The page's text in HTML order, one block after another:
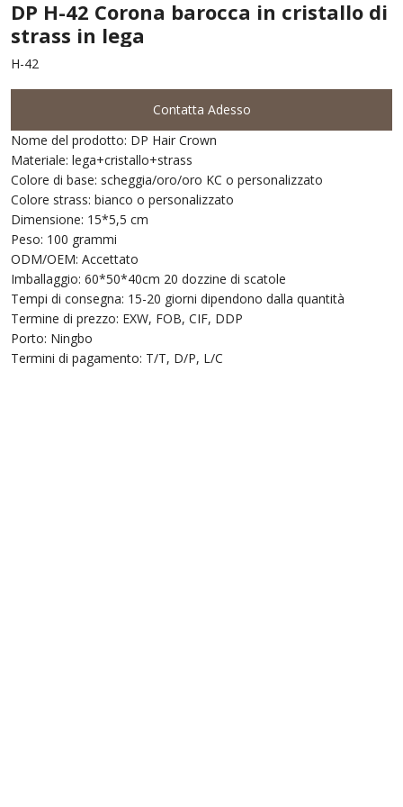
DP H-42 Corona barocca in cristallo di
strass in lega
H-42
Contatta Adesso
Nome del prodotto: DP Hair Crown
Materiale: lega+cristallo+strass
Colore di base: scheggia/oro/oro KC o personalizzato
Colore strass: bianco o personalizzato
Dimensione: 15*5,5 cm
Peso: 100 grammi
ODM/OEM: Accettato
Imballaggio: 60*50*40cm 20 dozzine di scatole
Tempi di consegna: 15-20 giorni dipendono dalla quantità
Termine di prezzo: EXW, FOB, CIF, DDP
Porto: Ningbo
Termini di pagamento: T/T, D/P, L/C